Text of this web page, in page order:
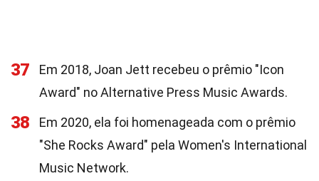
37
Em 2018, Joan Jett recebeu o prêmio "Icon
Award" no Alternative Press Music Awards.
38
Em 2020, ela foi homenageada com o prêmio
"She Rocks Award" pela Women's International
Music Network.